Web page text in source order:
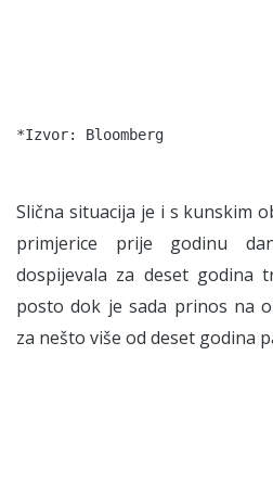
Slična situacija je i s kunskim
primjerice prije godinu
dospijevala za deset godina
posto dok je sada prinos na
za nešto više od deset godina